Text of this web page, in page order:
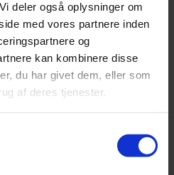
deler også oplysninger om
med vores partnere inden
og
kan kombinere disse
du har givet dem, eller som
af deres tjenester.
Kommunes
flyttertil Viborg Kommune, eller